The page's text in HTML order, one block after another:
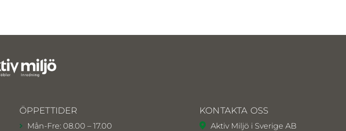
ÖPPETTIDER
Mån-Fre: 08.00 – 17.00
KONTAKTA OSS
Aktiv Miljö i Sverige AB